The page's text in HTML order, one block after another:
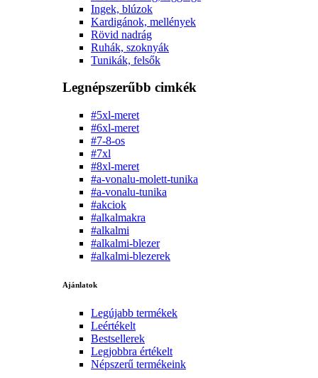
Ingek, blúzok
Kardigánok, mellények
Rövid nadrág
Ruhák, szoknyák
Tunikák, felsők
Legnépszerűbb cimkék
#5xl-meret
#6xl-meret
#7-8-os
#7xl
#8xl-meret
#a-vonalu-molett-tunika
#a-vonalu-tunika
#akciok
#alkalmakra
#alkalmi
#alkalmi-blezer
#alkalmi-blezerek
Ajánlatok
Legújabb termékek
Leértékelt
Bestsellerek
Legjobbra értékelt
Népszerű termékeink